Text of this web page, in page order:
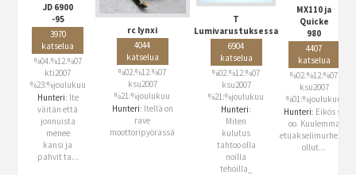
JD 6900
-95
3970
katselua
%04.%12.%07
kti2007
%23:%joulukuu
Hunteri: Ite
väitän että
jonnuista
menee
kansi ja
pahvit ta...
rc lynxi
4044
katselua
%02.%12.%07
ksu2007
%21:%joulukuu
Hunteri: Itellä on
rave
moottoripyörässä
T
Lumivarustuksessa
6904
katselua
%02.%12.%07
ksu2007
%21:%joulukuu
Hunteri:
Miten
kulutus
tahtoo olla
noilla
tehoilla_
MX110 ja
Quicke
980
4407
katselua
%02.%12.%07
ksu2007
%01:%joulukuu
Hunteri: Eikös se
oo. Kuulemma
etuakselimurheita
ollut...